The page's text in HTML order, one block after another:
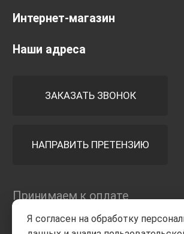
Интернет-магазин
Наши адреса
ЗАКАЗАТЬ ЗВОНОК
НАПРАВИТЬ ПРЕТЕНЗИЮ
Принимаем к оплате
Я согласен на обработку